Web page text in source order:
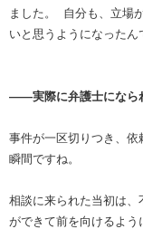
ました。 自分も、立場
いと思うようになったん
――実際に弁護士になら
事件が一区切りつき、
瞬間ですね。
相談に来られた当初は
ができて前を向けるよ